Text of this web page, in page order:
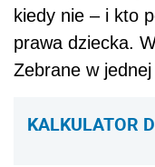
kiedy nie – i kto
prawa dziecka.
Zebrane w
KALKULATOR